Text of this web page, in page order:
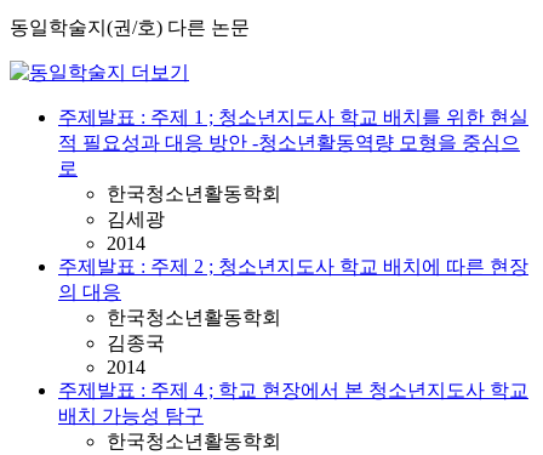
동일학술지(권/호) 다른 논문
주제발표 : 주제 1 ; 청소년지도사 학교 배치를 위한 현실
적 필요성과 대응 방안 -청소년활동역량 모형을 중심으
로
한국청소년활동학회
김세광
2014
주제발표 : 주제 2 ; 청소년지도사 학교 배치에 따른 현장
의 대응
한국청소년활동학회
김종국
2014
주제발표 : 주제 4 ; 학교 현장에서 본 청소년지도사 학교
배치 가능성 탐구
한국청소년활동학회